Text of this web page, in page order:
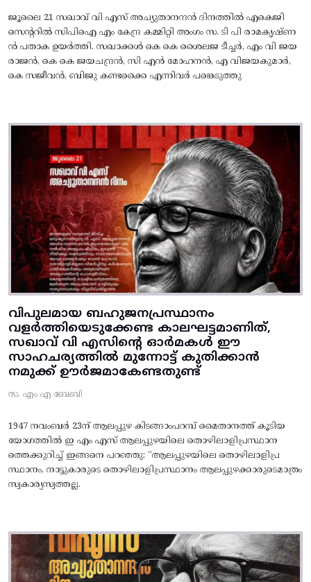
ജൂലൈ 21 സഖാവ് വി എസ് അച്യുതാനന്ദൻ ദിനത്തിൽ എകെജി
സെന്ററിൽ സിപിഐ എം കേന്ദ്ര കമ്മിറ്റി അംഗം സ. ടി പി രാമകൃഷ്‌ണ
ൻ പതാക ഉയർത്തി. സഖാക്കൾ കെ കെ ശൈലജ ടീച്ചർ, എം വി ജയ
രാജൻ, കെ കെ ജയചന്ദ്രൻ, സി എൻ മോഹനൻ, എ വിജയകുമാർ,
കെ സജീവൻ, ബിജു കണ്ടക്കൈ എന്നിവർ പങ്കെടുത്തു
വിപുലമായ ബഹുജനപ്രസ്ഥാനം
വളർത്തിയെടുക്കേണ്ട കാലഘട്ടമാണിത്,
സഖാവ് വി എസിന്റെ ഓർമകൾ ഈ
സാഹചര്യത്തിൽ മുന്നോട്ട്‌ കുതിക്കാൻ
നമുക്ക് ഊർജമാകേണ്ടതുണ്ട്
സ. എം എ ബേബി
1947 നവംബർ 23ന് ആലപ്പുഴ കിടങ്ങാംപറമ്പ്‌ മൈതാനത്ത്‌ കൂടിയ
യോഗത്തിൽ ഇ എം എസ് ആലപ്പുഴയിലെ തൊഴിലാളിപ്രസ്ഥാന
ത്തെക്കുറിച്ച് ഇങ്ങനെ പറഞ്ഞു: “ആലപ്പുഴയിലെ തൊഴിലാളിപ്ര
സ്ഥാനം, നാട്ടുകാരുടെ തൊഴിലാളിപ്രസ്ഥാനം ആലപ്പുഴക്കാരുടെമാത്രം
സ്വകാര്യസ്വത്തല്ല.